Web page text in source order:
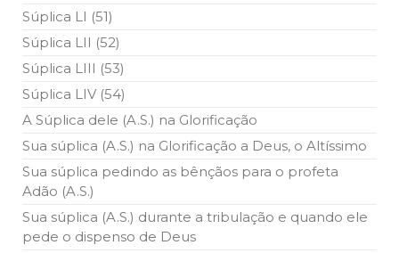
Súplica LI (51)
Súplica LII (52)
Súplica LIII (53)
Súplica LIV (54)
A Súplica dele (A.S.) na Glorificação
Sua súplica (A.S.) na Glorificação a Deus, o Altíssimo
Sua súplica pedindo as bênçãos para o profeta
Adão (A.S.)
Sua súplica (A.S.) durante a tribulação e quando ele
pede o dispenso de Deus